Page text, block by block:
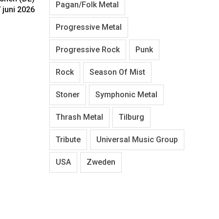
juni 2026
Pagan/Folk Metal
Progressive Metal
Progressive Rock Punk
Rock Season Of Mist
Stoner Symphonic Metal
Thrash Metal Tilburg
Tribute Universal Music Group
USA Zweden